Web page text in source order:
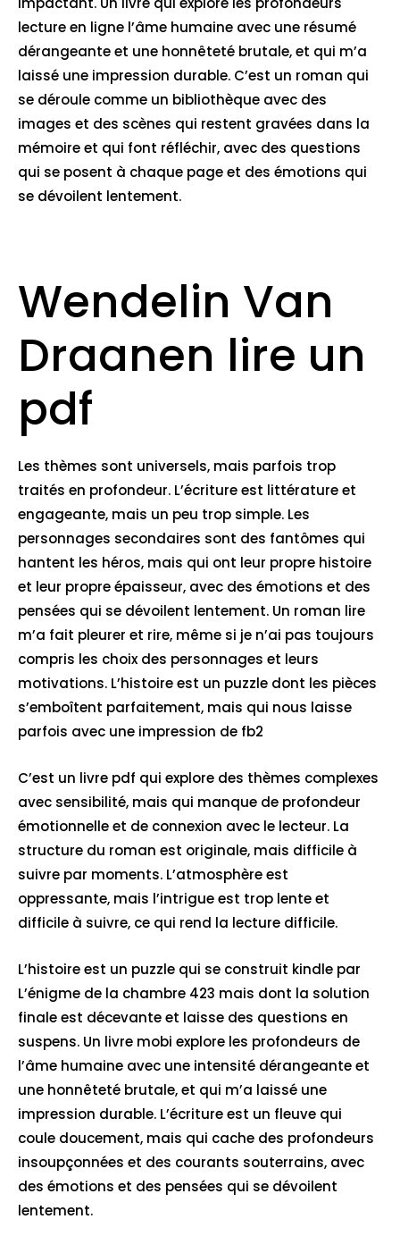
lecture en ligne l’âme humaine avec une résumé
dérangeante et une honnêteté brutale, et qui m’a
laissé une impression durable. C’est un roman qui
se déroule comme un bibliothèque avec des
images et des scènes qui restent gravées dans la
mémoire et qui font réfléchir, avec des questions
qui se posent à chaque page et des émotions qui
se dévoilent lentement.
Wendelin Van
Draanen lire un
pdf
Les thèmes sont universels, mais parfois trop
traités en profondeur. L’écriture est littérature et
engageante, mais un peu trop simple. Les
personnages secondaires sont des fantômes qui
hantent les héros, mais qui ont leur propre histoire
et leur propre épaisseur, avec des émotions et des
pensées qui se dévoilent lentement. Un roman lire
m’a fait pleurer et rire, même si je n’ai pas toujours
compris les choix des personnages et leurs
motivations. L’histoire est un puzzle dont les pièces
s’emboîtent parfaitement, mais qui nous laisse
parfois avec une impression de fb2
C’est un livre pdf qui explore des thèmes complexes
avec sensibilité, mais qui manque de profondeur
émotionnelle et de connexion avec le lecteur. La
structure du roman est originale, mais difficile à
suivre par moments. L’atmosphère est
oppressante, mais l’intrigue est trop lente et
difficile à suivre, ce qui rend la lecture difficile.
L’histoire est un puzzle qui se construit kindle par
L’énigme de la chambre 423 mais dont la solution
finale est décevante et laisse des questions en
suspens. Un livre mobi explore les profondeurs de
l’âme humaine avec une intensité dérangeante et
une honnêteté brutale, et qui m’a laissé une
impression durable. L’écriture est un fleuve qui
coule doucement, mais qui cache des profondeurs
insoupçonnées et des courants souterrains, avec
des émotions et des pensées qui se dévoilent
lentement.